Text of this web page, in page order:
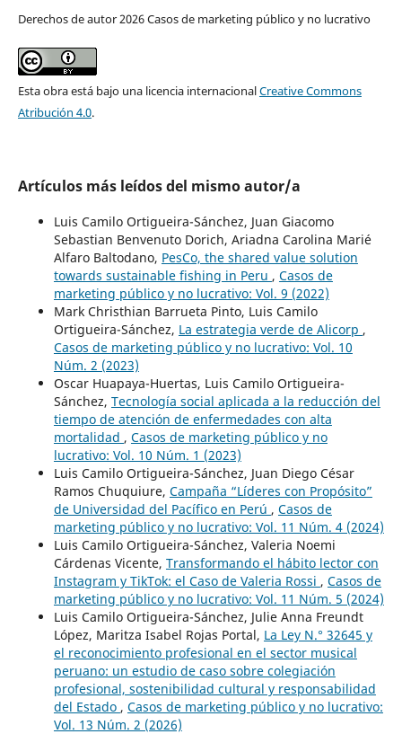
Derechos de autor 2026 Casos de marketing público y no lucrativo
Esta obra está bajo una licencia internacionalCreative Commons
Atribución 4.0.
Artículos más leídos del mismo autor/a
Luis Camilo Ortigueira-Sánchez, Juan Giacomo
Sebastian Benvenuto Dorich, Ariadna Carolina Marié
Alfaro Baltodano, PesCo, the shared value solution
towards sustainable fishing in Peru , Casos de
marketing público y no lucrativo: Vol. 9 (2022)
Mark Christhian Barrueta Pinto, Luis Camilo
Ortigueira-Sánchez, La estrategia verde de Alicorp ,
Casos de marketing público y no lucrativo: Vol. 10
Núm. 2 (2023)
Oscar Huapaya-Huertas, Luis Camilo Ortigueira-
Sánchez, Tecnología social aplicada a la reducción del
tiempo de atención de enfermedades con alta
mortalidad , Casos de marketing público y no
lucrativo: Vol. 10 Núm. 1 (2023)
Luis Camilo Ortigueira-Sánchez, Juan Diego César
Ramos Chuquiure, Campaña “Líderes con Propósito”
de Universidad del Pacífico en Perú , Casos de
marketing público y no lucrativo: Vol. 11 Núm. 4 (2024)
Luis Camilo Ortigueira-Sánchez, Valeria Noemi
Cárdenas Vicente, Transformando el hábito lector con
Instagram y TikTok: el Caso de Valeria Rossi , Casos de
marketing público y no lucrativo: Vol. 11 Núm. 5 (2024)
Luis Camilo Ortigueira-Sánchez, Julie Anna Freundt
López, Maritza Isabel Rojas Portal, La Ley N.° 32645 y
el reconocimiento profesional en el sector musical
peruano: un estudio de caso sobre colegiación
profesional, sostenibilidad cultural y responsabilidad
del Estado , Casos de marketing público y no lucrativo:
Vol. 13 Núm. 2 (2026)